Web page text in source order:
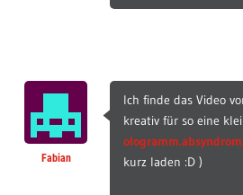
Fabian
Ich finde das Video
kreativ für so eine
kurz laden :D )